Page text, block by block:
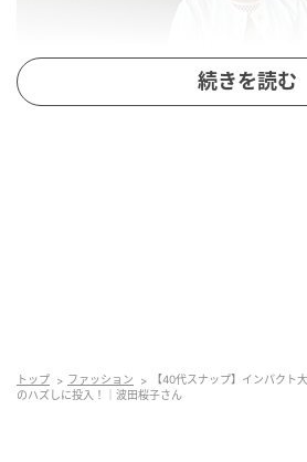
続きを読む
トップ ファッション
【40代スナップ】インパクト
のハズしに投入！｜波田桜子さん